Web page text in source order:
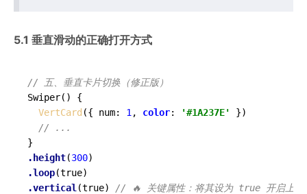
5.1 垂直滑动的正确打开方式
// 五、垂直卡片切换（修正版）
Swiper()
{
VertCard ({ num: 1 , color: '#1A237E'
})
// ...
.height(300
.loop
.vertical (true) // 🔥 关键属性：将其设为 true 开启上下